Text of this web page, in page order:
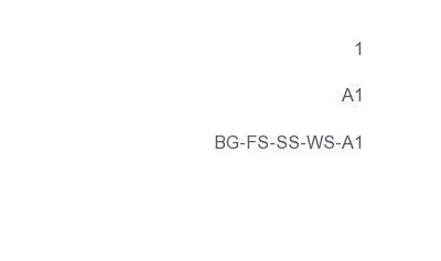
1
А1
BG-FS-SS-WS-A1